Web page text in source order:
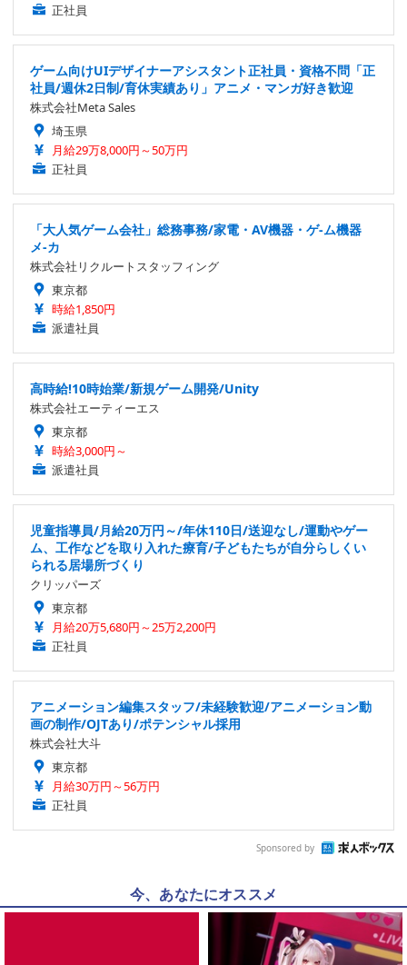
正社員
ゲーム向けUIデザイナーアシスタント正社員・資格不問「正
社員/週休2日制/育休実績あり」アニメ・マンガ好き歓迎
株式会社Meta Sales
埼玉県
月給29万8,000円～50万円
正社員
「大人気ゲーム会社」総務事務/家電・AV機器・ゲ-ム機器
メ-カ
株式会社リクルートスタッフィング
東京都
時給1,850円
派遣社員
高時給!10時始業/新規ゲーム開発/Unity
株式会社エーティーエス
東京都
時給3,000円～
派遣社員
児童指導員/月給20万円～/年休110日/送迎なし/運動やゲー
ム、工作などを取り入れた療育/子どもたちが自分らしくい
られる居場所づくり
クリッパーズ
東京都
月給20万5,680円～25万2,200円
正社員
アニメーション編集スタッフ/未経験歓迎/アニメーション動
画の制作/OJTあり/ポテンシャル採用
株式会社大斗
東京都
月給30万円～56万円
正社員
Sponsored by
今、あなたにオススメ